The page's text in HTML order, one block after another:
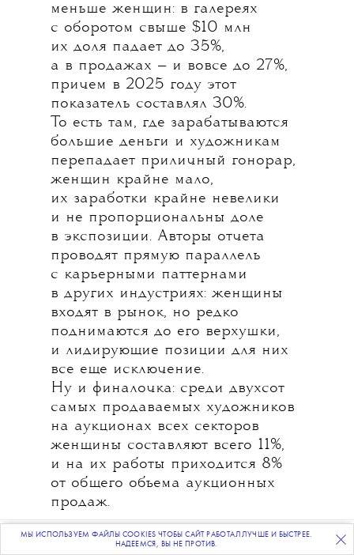
ПОДПИСЫВАЙТЕСЬНА НАШУ ВЕЧЕРНЮЮ РАССЫЛКУ
меньше женщин: в галереях
с оборотом свыше $10 млн
их доля падает до 35%,
а в продажах — и вовсе до 27%,
причем в 2025 году этот
показатель составлял 30%.
То есть там, где зарабатываются
большие деньги и художникам
перепадает приличный гонорар,
женщин крайне мало,
их заработки крайне невелики
и не пропорциональны доле
в экспозиции. Авторы отчета
проводят прямую параллель
с карьерными паттернами
в других индустриях: женщины
входят в рынок, но редко
поднимаются до его верхушки,
и лидирующие позиции для них
все еще исключение.
Ну и финалочка: среди двухсот
самых продаваемых художников
на аукционах всех секторов
женщины составляют всего 11%,
и на их работы приходится 8%
от общего объема аукционных
продаж.
МЫ ИСПОЛЬЗУЕМ ФАЙЛЫ COOKIES ЧТОБЫ САЙТ РАБОТАЛ ЛУЧШЕ И БЫСТРЕЕ.
НАДЕЕМСЯ, ВЫ НЕ ПРОТИВ.